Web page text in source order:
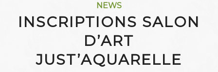
NEWS
INSCRIPTIONS SALON
D’ART
JUST’AQUARELLE